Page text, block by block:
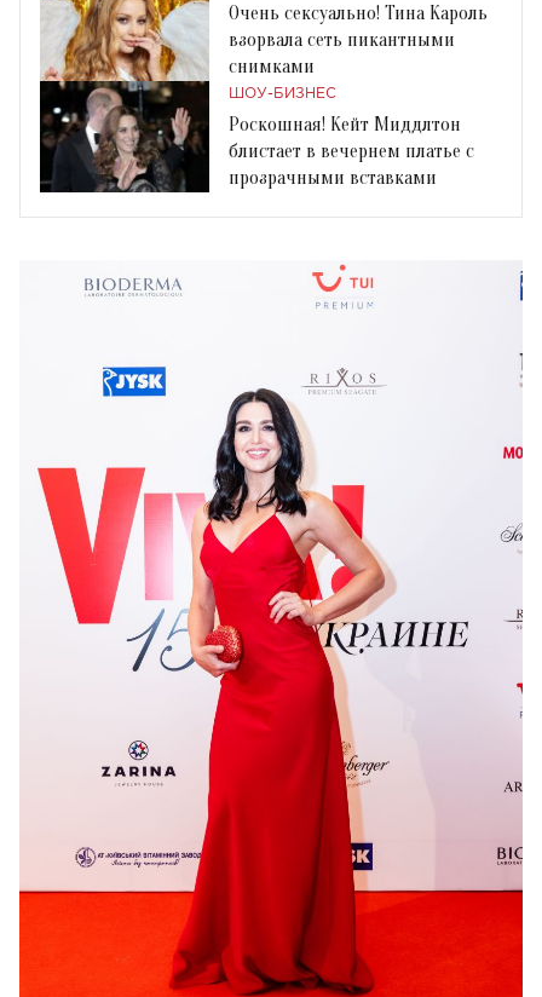
Очень сексуально! Тина Кароль
взорвала сеть пикантными
снимками
ШОУ-БИЗНЕС
Роскошная! Кейт Миддлтон
блистает в вечернем платье с
прозрачными вставками